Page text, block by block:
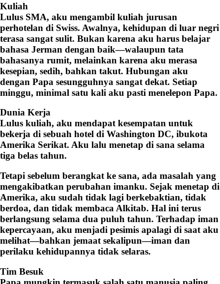
Kuliah
Lulus SMA, aku mengambil kuliah jurusan
perhotelan di Swiss. Awalnya, kehidupan di luar negri
terasa sangat sulit. Bukan karena aku harus belajar
bahasa Jerman dengan baik—walaupun tata
bahasanya rumit, melainkan karena aku merasa
kesepian, sedih, bahkan takut. Hubungan aku
dengan Papa sesungguhnya sangat dekat. Setiap
minggu, minimal satu kali aku pasti menelepon Papa.
Dunia Kerja
Lulus kuliah, aku mendapat kesempatan untuk
bekerja di sebuah hotel di Washington DC, ibukota
Amerika Serikat. Aku lalu menetap di sana selama
tiga belas tahun.
Tetapi sebelum berangkat ke sana, ada masalah yang
mengakibatkan perubahan imanku. Sejak menetap di
Amerika, aku sudah tidak lagi berkebaktian, tidak
berdoa, dan tidak membaca Alkitab. Hal ini terus
berlangsung selama dua puluh tahun. Terhadap iman
kepercayaan, aku menjadi pesimis apalagi di saat aku
melihat—bahkan jemaat sekalipun—iman dan
perilaku kehidupannya tidak selaras.
Tim Besuk